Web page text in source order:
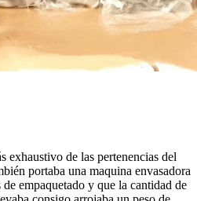
exhaustivo de las pertenencias del
portaba una maquina envasadora
empaquetado y que la cantidad de